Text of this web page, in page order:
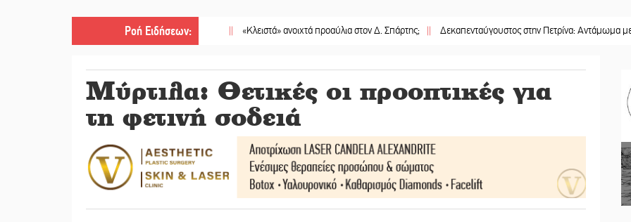
Ροή Ειδήσεων:
|| «Κλειστά» ανοιχτά προαύλια στον Δ. Σπάρτης; || Δεκαπενταύγουστος στην Πετρίνα: Αντάμωμα με μουσική,
Μύρτιλα: Θετικές οι προοπτικές για
τη φετινή σοδειά